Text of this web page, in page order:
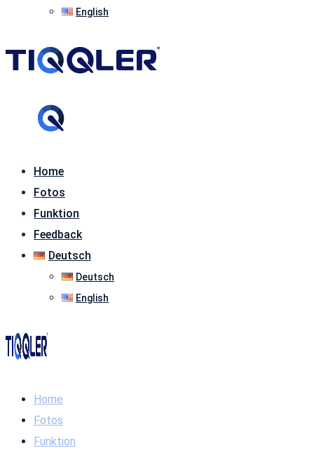
English
Home
Fotos
Funktion
Feedback
Deutsch
Deutsch
English
Home
Fotos
Funktion